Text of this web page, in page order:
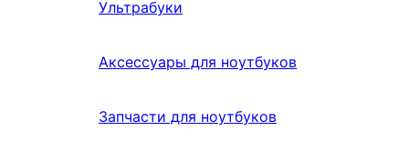
Ультрабуки
Аксессуары для ноутбуков
Запчасти для ноутбуков